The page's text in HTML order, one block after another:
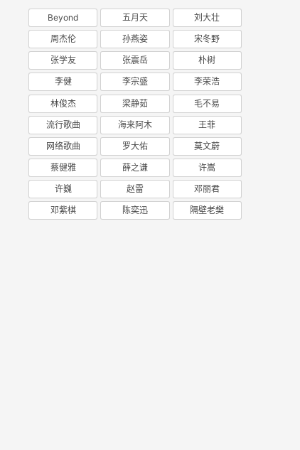
Beyond 五月天 刘大壮
周杰伦 孙燕姿 宋冬野
张学友 张震岳 朴树
李健 李宗盛 李荣浩
林俊杰 梁静茹 毛不易
流行歌曲 海来阿木 王菲
网络歌曲 罗大佑 莫文蔚
蔡健雅 薛之谦 许嵩
许巍 赵雷 邓丽君
邓紫棋 陈奕迅 隔壁老樊